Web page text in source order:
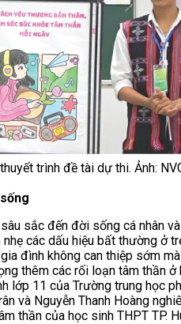
trình đề tài dự thi. Ảnh:
sắc đến đời sống cá nhân
các dấu hiệu bất thường ở
đình không can thiệp sớm
thêm các rối loạn tâm thần ở
lớp 11 của Trường trung học
và Nguyễn Thanh Hoàng
thần của học sinh THPT TP.